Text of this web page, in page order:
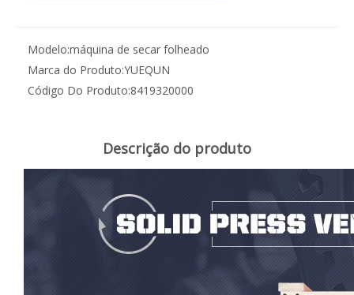
Modelo:máquina de secar folheado
Marca do Produto:YUEQUN
Código Do Produto:8419320000
Descrição do produto